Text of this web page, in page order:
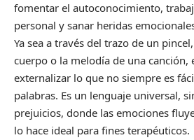
fomentar el autoconocimiento,
personal y sanar heridas
Ya sea a través del trazo de un
cuerpo o la melodía de una canción,
externalizar lo que no siempre es
palabras. Es un lenguaje universal,
prejuicios, donde las emociones
lo hace ideal para fines terapéuticos.